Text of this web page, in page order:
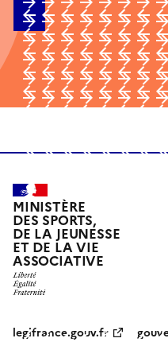
MINISTÈRE
DES SPORTS,
DE LA JEUNESSE
ET DE LA VIE
ASSOCIATIVE
legifrance.gouv.fr